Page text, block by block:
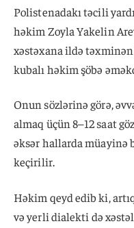
Polistenadakı təcili
həkim Zoyla Yakelin
xəstəxana ildə
kubalı həkim şöbə
Onun sözlərinə görə,
almaq üçün 8–12 saat
əksər hallarda müayinə
keçirilir.
Həkim qeyd edib ki,
və yerli dialekti də